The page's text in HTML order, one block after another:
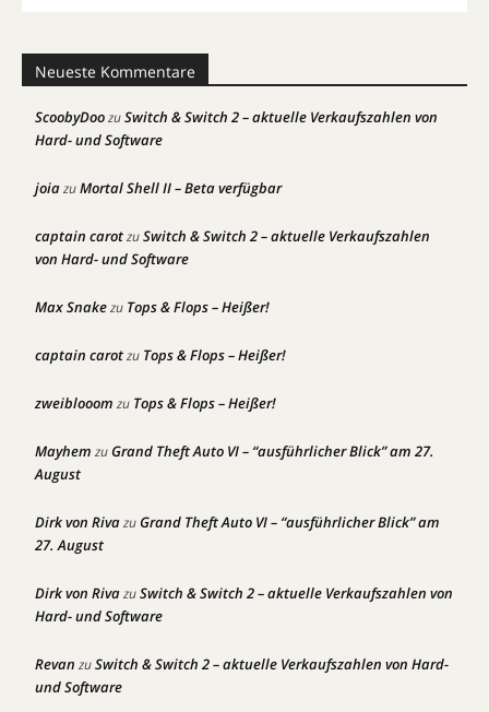
Neueste Kommentare
ScoobyDoozuSwitch & Switch 2 – aktuelle Verkaufszahlen von
Hard- und Software
joiazuMortal Shell II – Beta verfügbar
captain carotzuSwitch & Switch 2 – aktuelle Verkaufszahlen
von Hard- und Software
Max Snakezu Tops & Flops – Heißer!
captain carotzu Tops & Flops – Heißer!
zweiblooom zu Tops & Flops – Heißer!
Mayhem zuGrand Theft Auto VI – “ausführlicher Blick” am 27.
August
Dirk von RivazuGrand Theft Auto VI – “ausführlicher Blick” am
27. August
Dirk von RivazuSwitch & Switch 2 – aktuelle Verkaufszahlen von
Hard- und Software
Revan zuSwitch & Switch 2 – aktuelle Verkaufszahlen von Hard-
und Software